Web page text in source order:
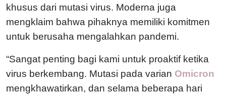
khusus dari mutasi virus. Moderna juga
mengklaim bahwa pihaknya memiliki komitmen
untuk berusaha mengalahkan pandemi.
“Sangat penting bagi kami untuk proaktif ketika
virus berkembang. Mutasi pada varian Omicron
mengkhawatirkan, dan selama beberapa hari